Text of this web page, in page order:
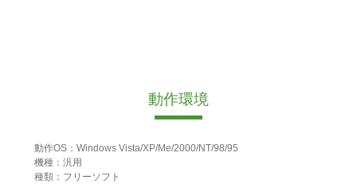
動作環境
動作OS：Windows Vista/XP/Me/2000/NT/98/95
機種：汎用
種類：フリーソフト